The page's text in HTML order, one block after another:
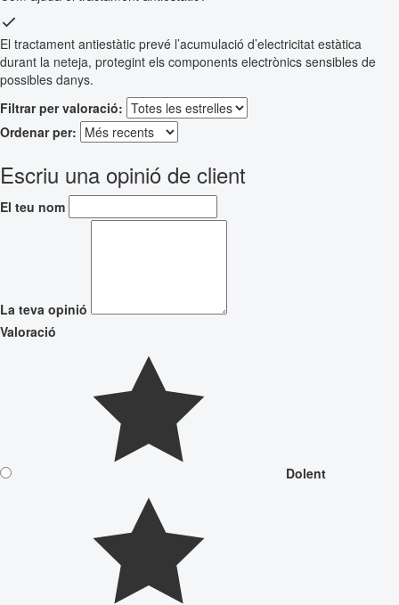
El tractament antiestàtic prevé l’acumulació d’electricitat estàtica
durant la neteja, protegint els components electrònics sensibles de
possibles danys.
Filtrar per valoració:
Ordenar per:
Escriu una opinió de client
El teu nom
La teva opinió
Valoració
Dolent